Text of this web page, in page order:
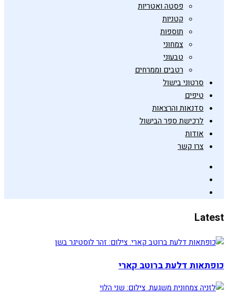
פסטה ואטריות
קטניות
תוספות
צמחוני
טבעוני
רטבים וממרחים
סרטוני בישול
טיפים
סדנאות והרצאות
לרכישת ספר הבישול
אודות
צרו קשר
Latest
כופתאות דלעת ברוטב קארי